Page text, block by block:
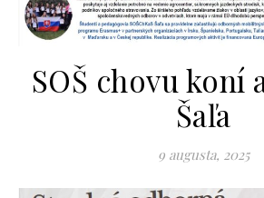
SOŠ chovu koní
Šaľa
9 augusta, 2025